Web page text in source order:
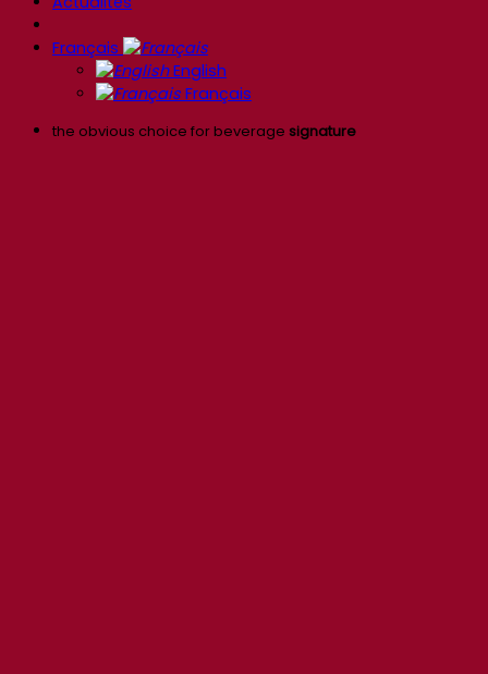
Français
English
Français
the obvious choice for beverage signature